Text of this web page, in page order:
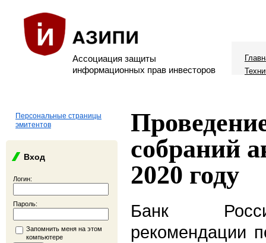
Ассоциация защиты
информационных прав инвесторов
Персональные страницы
эмитентов
Вход
Логин:
Пароль:
Запомнить меня на этом
компьютере
собраний
2020 году
Банк
рекомендации